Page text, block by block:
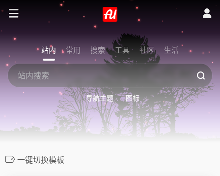
站内 常用 搜索 工具 社区 生活
导航主题 图标
一键切换模板